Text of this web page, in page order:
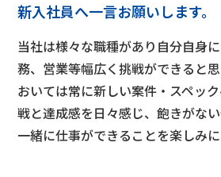
新入社員へ一言お願いします。
当社は様々な職種があり自分自身
務、営業等幅広く挑戦ができると
おいては常に新しい案件・スペッ
戦と達成感を日々感じ、飽きがな
一緒に仕事ができることを楽しみに